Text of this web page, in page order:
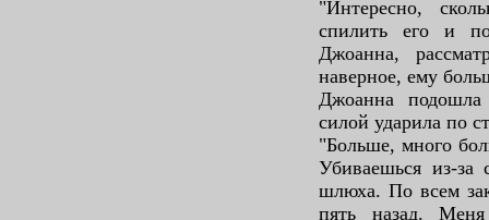
"Интересно,
спилить его и
Джоанна,
наверное, ему
Джоанна
силой ударила по
"Больше, много
Убиваешься из-за
шлюха. По всем
пять назад.